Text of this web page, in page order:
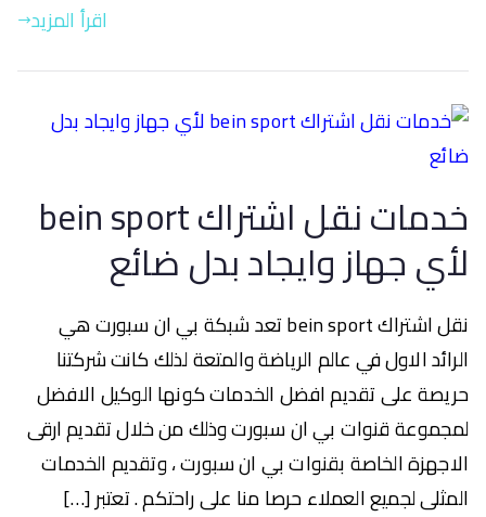
اقرأ المزيد
خدمات نقل اشتراك bein sport
لأي جهاز وايجاد بدل ضائع
نقل اشتراك bein sport تعد شبكة بي ان سبورت هي
الرائد الاول في عالم الرياضة والمتعة لذلك كانت شركتنا
حريصة على تقديم افضل الخدمات كونها الوكيل الافضل
لمجموعة قنوات بي ان سبورت وذلك من خلال تقديم ارقى
الاجهزة الخاصة بقنوات بي ان سبورت ، وتقديم الخدمات
المثلى لجميع العملاء حرصا منا على راحتكم . تعتبر […]